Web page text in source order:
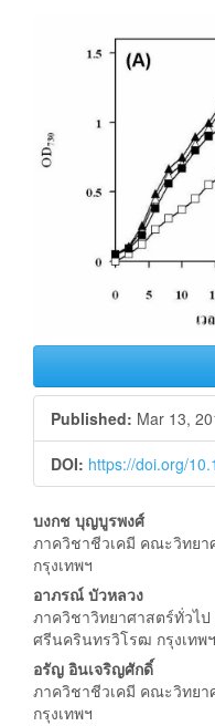
Article
Sidebar
Published: Mar 13,
DOI: https://doi.org/
Main
Article
Content
บงกช บุญบูรพงศ์
ภาควิชาชีวเคมี คณะวิทย
กรุงเทพฯ
อาภรณ์ บัวหลวง
ภาควิชาวิทยาศาสตร์ทั่วไ
ศรีนครินทรวิโรฒ กรุงเทพฯ
อรัญ อินเจริญศักดิ์
ภาควิชาชีวเคมี คณะวิทย
กรุงเทพฯ